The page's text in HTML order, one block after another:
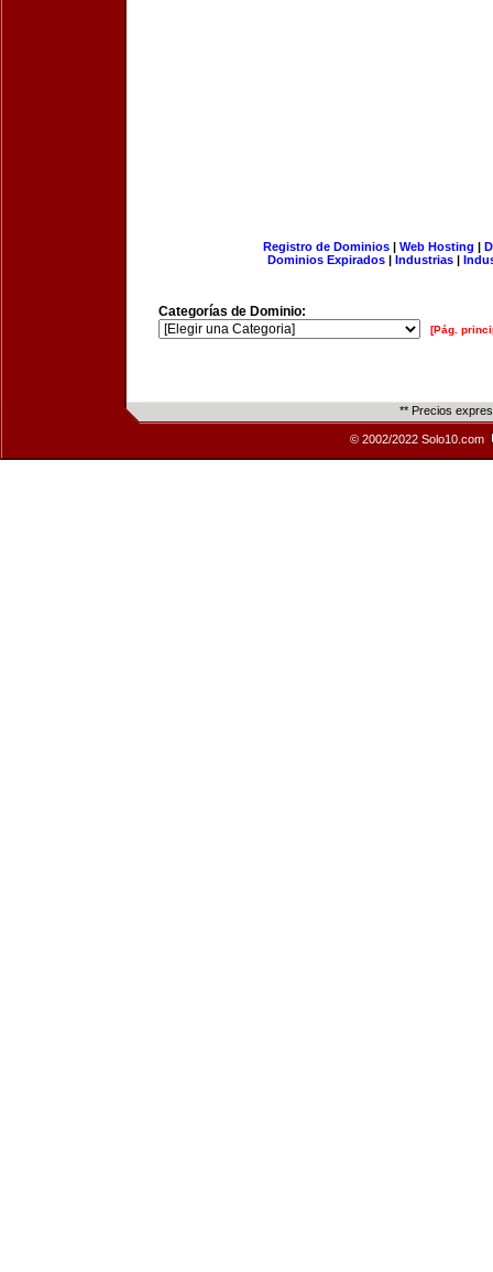
Registro de Dominios| Web Hosting |
Dominios Expirados | Industrias |
Categorías de Dominio:
[Pág.
** Precios
© 2002/2022 Solo10.com